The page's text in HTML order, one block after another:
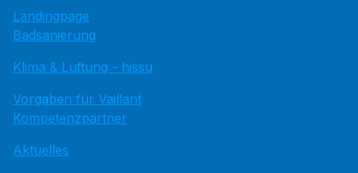
Landingpage
Badsanierung
Klima & Lüftung - hissu
Vorgaben für Vaillant
Kompetenzpartner
Aktuelles